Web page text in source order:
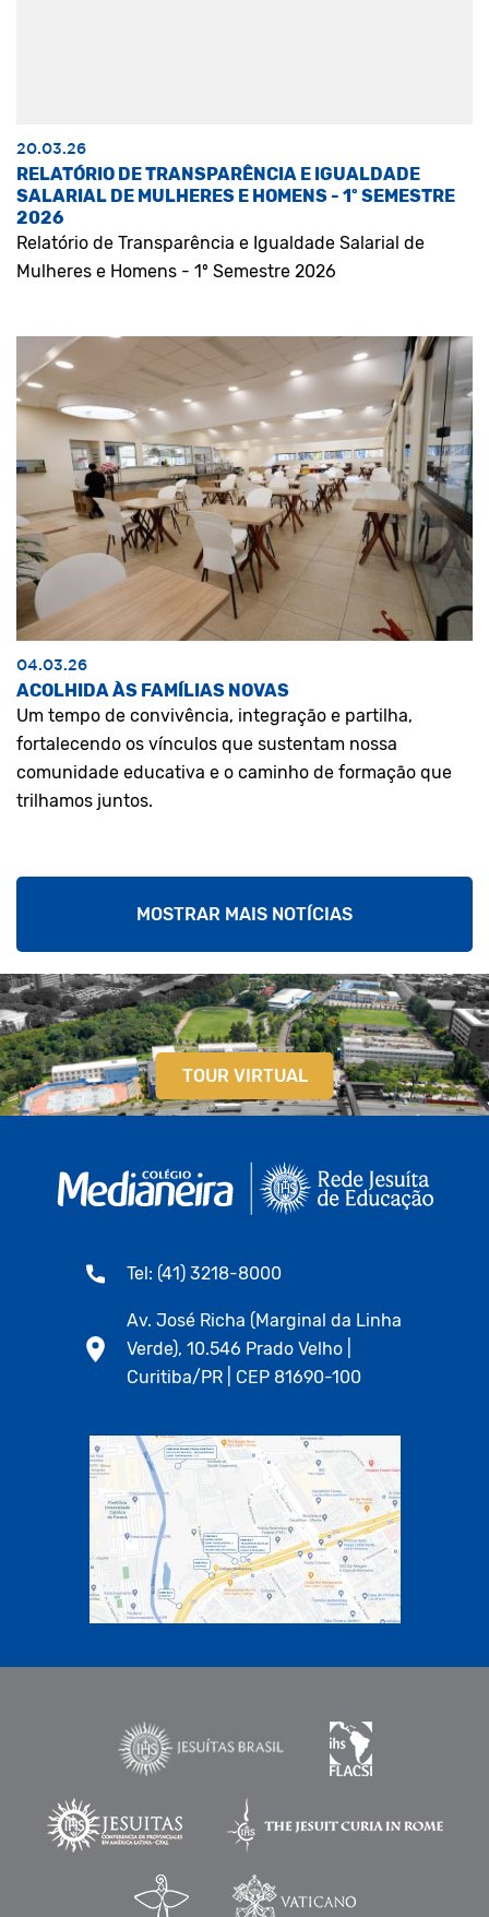
20.03.26
RELATÓRIO DE TRANSPARÊNCIA E IGUALDADE
SALARIAL DE MULHERES E HOMENS - 1º SEMESTRE
2026
Relatório de Transparência e Igualdade Salarial de
Mulheres e Homens - 1º Semestre 2026
04.03.26
ACOLHIDA ÀS FAMÍLIAS NOVAS
Um tempo de convivência, integração e partilha,
fortalecendo os vínculos que sustentam nossa
comunidade educativa e o caminho de formação que
trilhamos juntos.
MOSTRAR MAIS NOTÍCIAS
TOUR VIRTUAL
Tel: (41) 3218-8000
Av. José Richa (Marginal da Linha
Verde), 10.546 Prado Velho |
Curitiba/PR | CEP 81690-100